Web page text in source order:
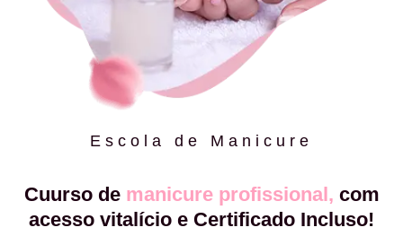
Escola de Manicure
Cuurso de manicure profissional, com
acesso vitalício e Certificado Incluso!